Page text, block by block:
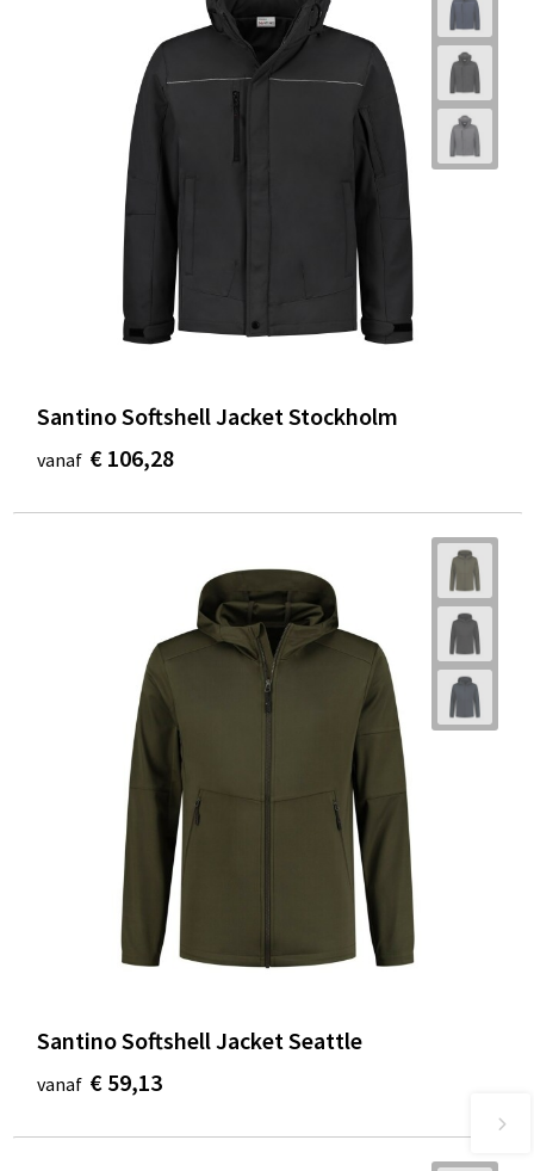
Santino Softshell Jacket Stockholm
vanaf € 106,28
Santino Softshell Jacket Seattle
vanaf € 59,13